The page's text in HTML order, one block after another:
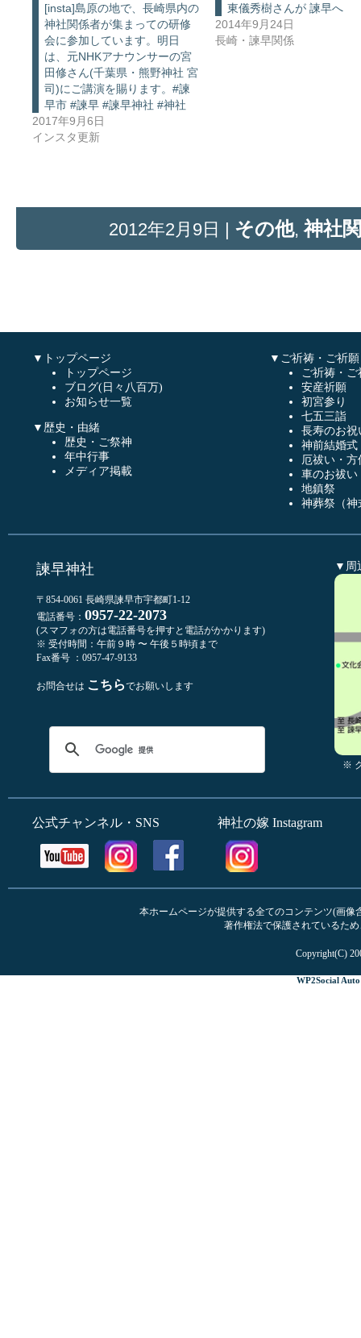
[insta]島原の地で、長崎県内の
神社関係者が集まっての研修
会に参加しています。明日
は、元NHKアナウンサーの宮
田修さん(千葉県・熊野神社 宮
司)にご講演を賜ります。#諫
早市 #諫早 #諫早神社 #神社
2017年9月6日
インスタ更新
東儀秀樹さんが 諫早へ
2014年9月24日
長崎・諫早関係
2012年2月9日 | その他,神社
▼トップページ
トップページ
ブログ(日々八百万)
お知らせ一覧
▼歴史・由緒
歴史・ご祭神
年中行事
メディア掲載
▼ご祈祷・ご祈願
ご祈祷・ご
安産祈願
初宮参り
七五三詣
長寿のお祝
神前結婚式
厄祓い・方
車のお祓い
地鎮祭
神葬祭（神
諫早神社
〒854-0061 長崎県諫早市宇都町1-12
電話番号： 0957-22-2073
(スマフォの方は電話番号を押すと電話がかかります)
※ 受付時間：午前９時 〜 午後５時頃まで
Fax番号 ：0957-47-9133
お問合せは こちらでお願いします
▼周
※
公式チャンネル・SNS 神社の嫁 Instagram
本ホームページが提供する全てのコンテンツ(画
著作権法で保護されているた
Copyright(C)
WP2Social